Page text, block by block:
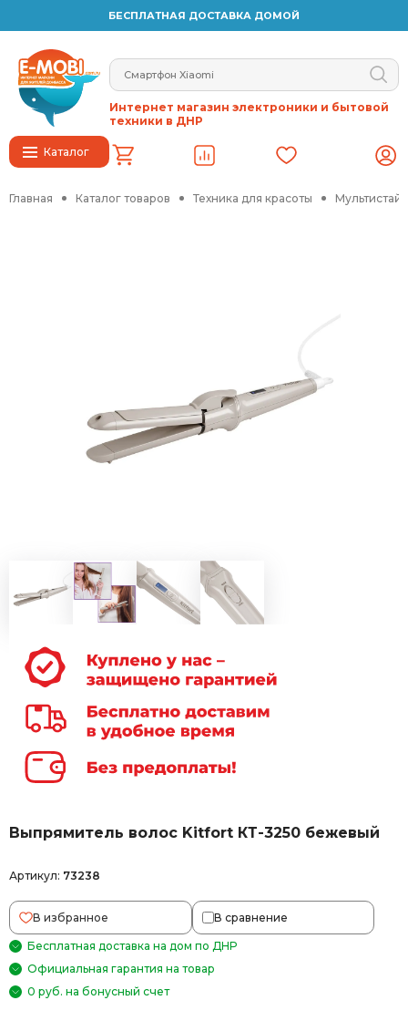
БЕСПЛАТНАЯ ДОСТАВКА ДОМОЙ
Каталог
Интернет магазин электроники и бытовой
техники в ДНР
Главная Каталог товаров Техника для красоты
Выпрямитель волоc Kitfort КТ-3250 бежевый
Артикул: 73238
В избранное В сравнение
Бесплатная доставка на дом по ДНР
Официальная гарантия на товар
0 руб. на бонусный счет